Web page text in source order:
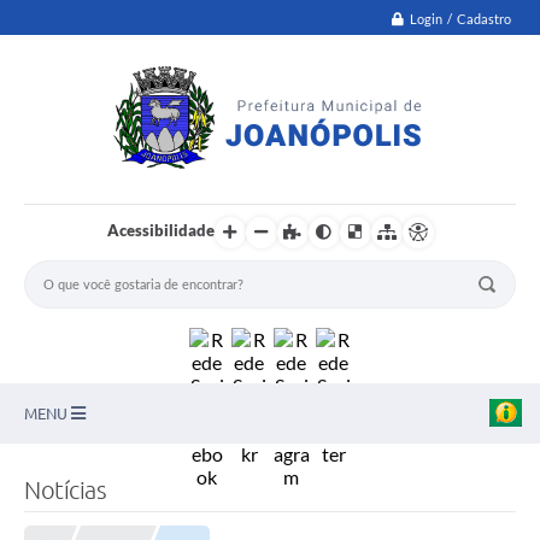
Login / Cadastro
Acessibilidade
MENU
Notícias